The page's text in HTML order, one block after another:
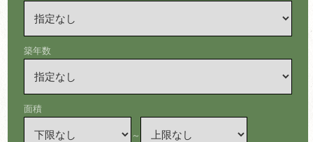
築年数
面積
～